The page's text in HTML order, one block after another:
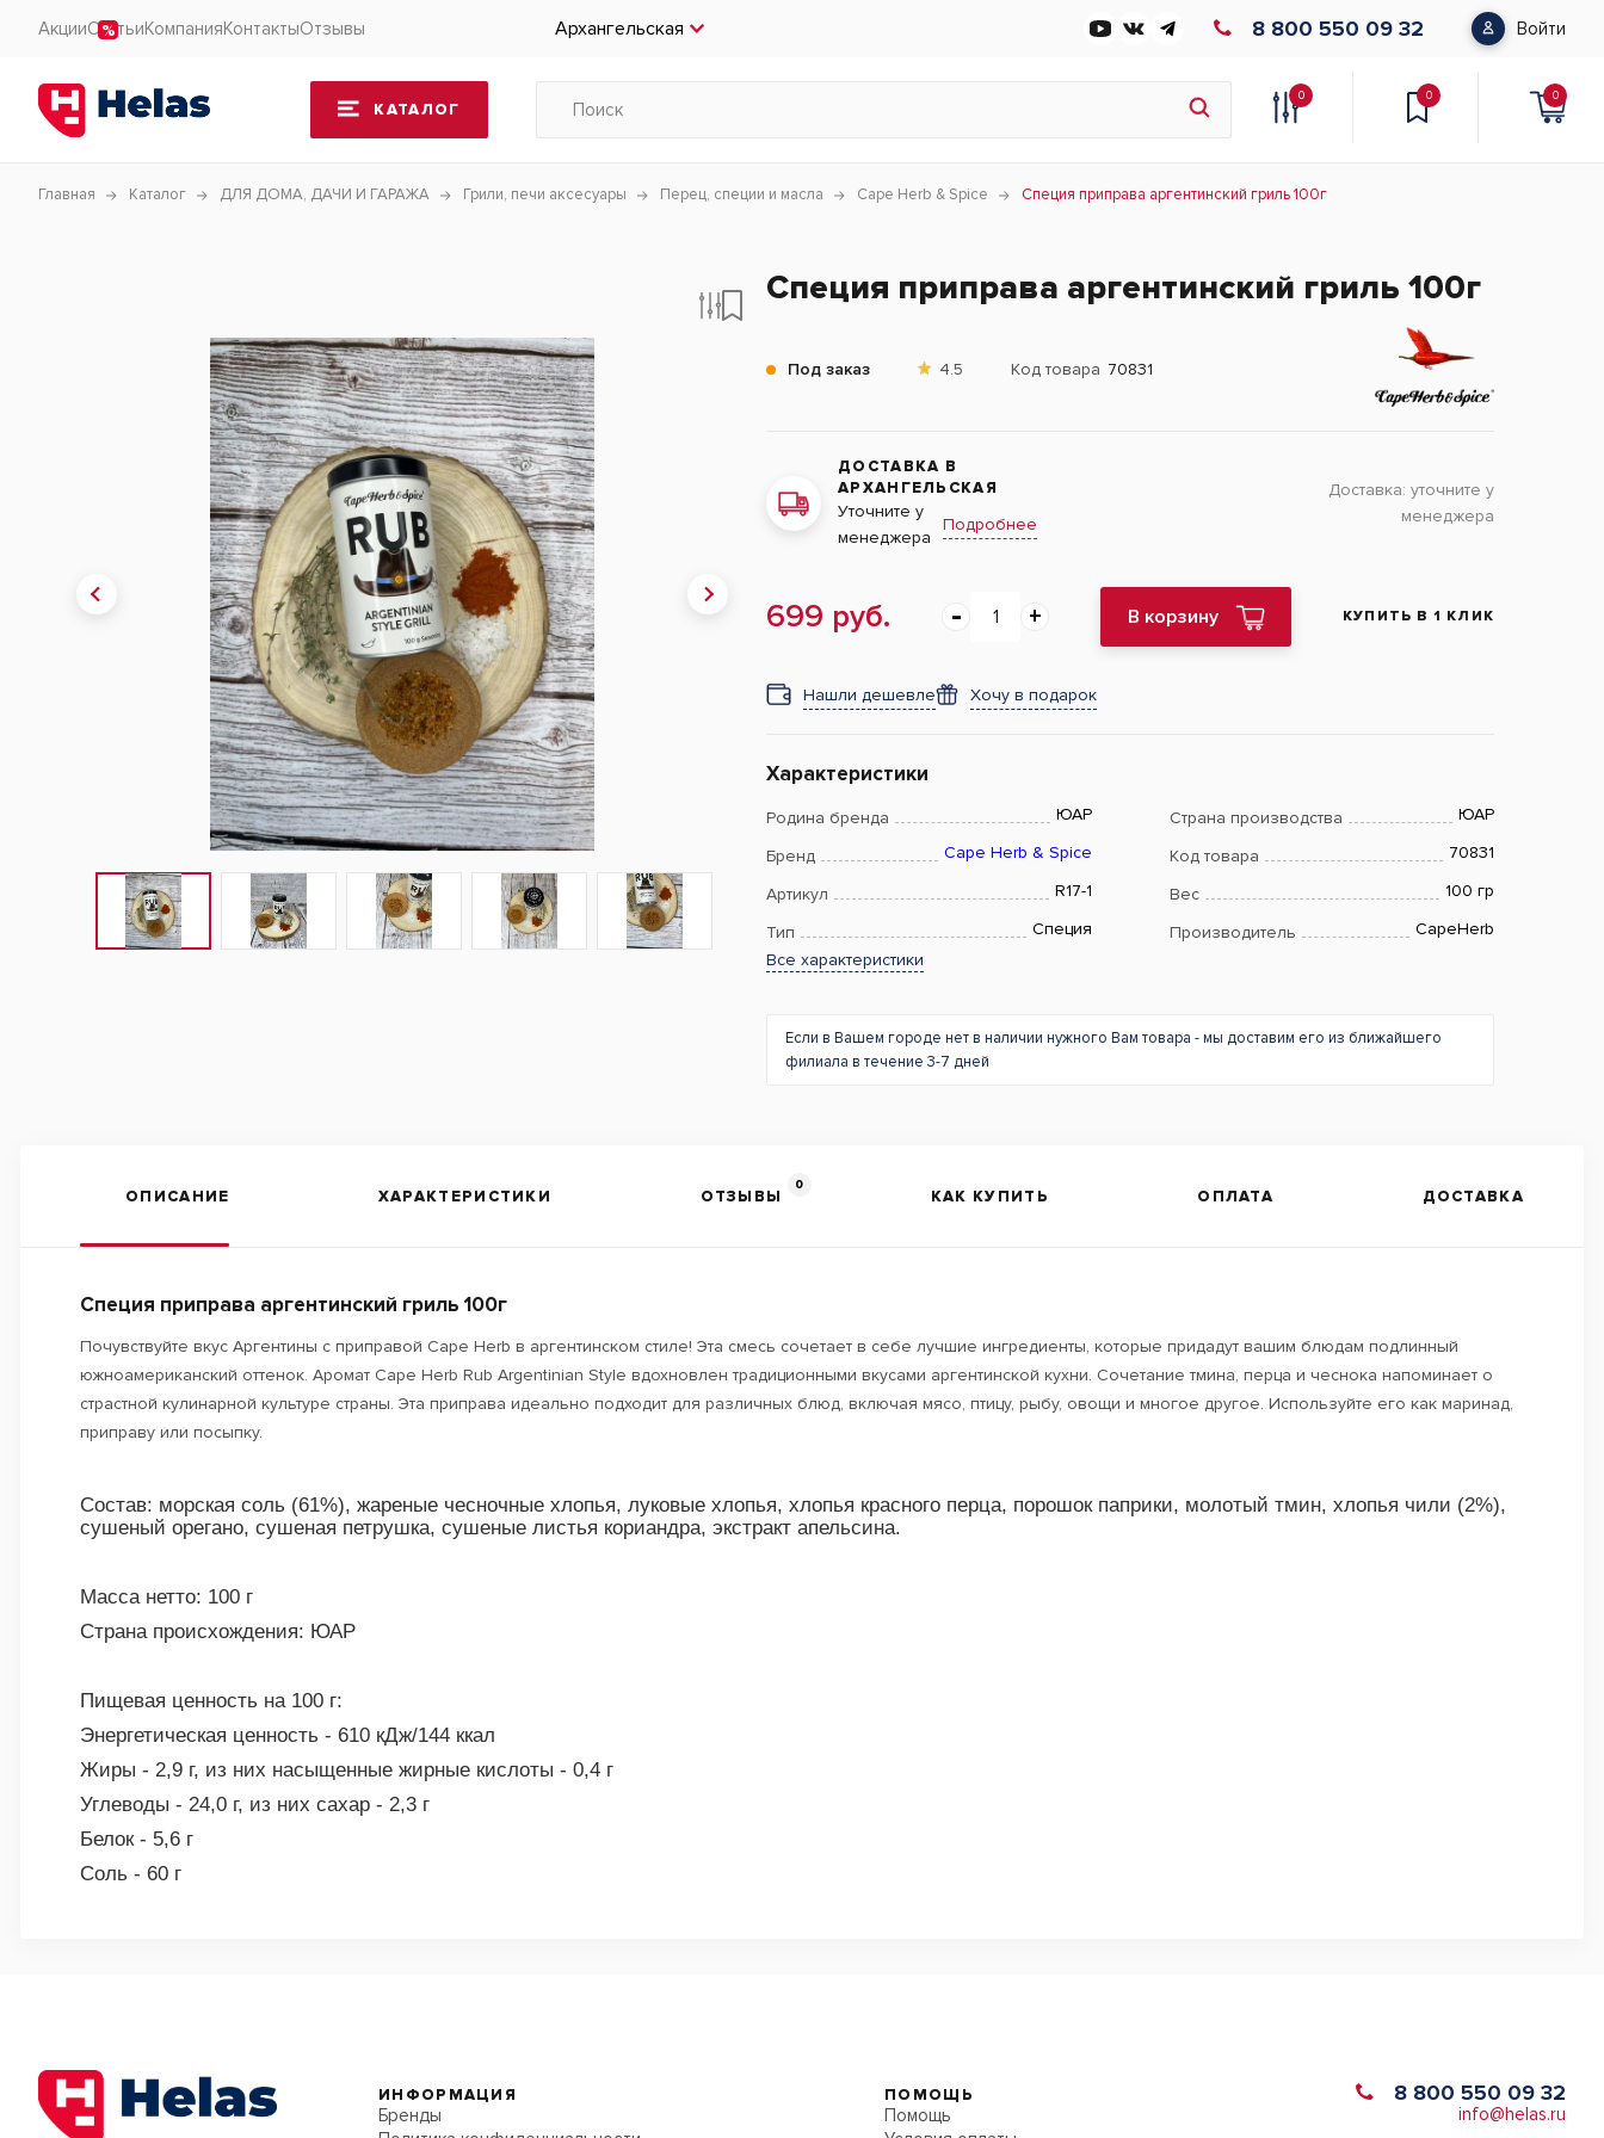
АкцииСтатьиКомпанияКонтактыОтзывы Архангельская 8 800 550 09 32 Войти
КАТАЛОГ
0 0 0
Главная Каталог ДЛЯ ДОМА, ДАЧИ И ГАРАЖА Грили, печи аксесуары Перец, специи и масла Cape Herb & Spice Специя приправа аргентинский гриль 100г
Специя приправа аргентинский гриль 100г
Под заказ 4.5 Код товара 70831
ДОСТАВКА В
АРХАНГЕЛЬСКАЯ
Уточните у
менеджера
Подробнее
Доставка: уточните у
менеджера
699 руб. В корзину КУПИТЬ В 1 КЛИК
Нашли дешевле Хочу в подарок
Характеристики
Родина бренда ЮАР Страна производства ЮАР
Бренд Cape Herb & Spice Код товара 70831
Артикул R17-1 Вес 100 гр
Тип Специя Производитель
CapeHerb
Все характеристики
Если в Вашем городе нет в наличии нужного Вам товара - мы доставим его из ближайшего
филиала в течение 3-7 дней
ОПИСАНИЕ ХАРАКТЕРИСТИКИ ОТЗЫВЫ
0
КАК КУПИТЬ ОПЛАТА ДОСТАВКА
Специя приправа аргентинский гриль 100г
Почувствуйте вкус Аргентины с приправой Cape Herb в аргентинском стиле! Эта смесь сочетает в себе лучшие ингредиенты, которые придадут вашим блюдам подлинный
южноамериканский оттенок. Аромат Cape Herb Rub Argentinian Style вдохновлен традиционными вкусами аргентинской кухни. Сочетание тмина, перца и чеснока напоминает о
страстной кулинарной культуре страны. Эта приправа идеально подходит для различных блюд, включая мясо, птицу, рыбу, овощи и многое другое. Используйте его как маринад,
приправу или посыпку.
Состав: морская соль (61%), жареные чесночные хлопья, луковые хлопья, хлопья красного перца, порошок паприки, молотый тмин, хлопья чили (2%),
сушеный орегано, сушеная петрушка, сушеные листья кориандра, экстракт апельсина.
Масса нетто: 100 г
Страна происхождения: ЮАР
Пищевая ценность на 100 г:
Энергетическая ценность - 610 кДж/144 ккал
Жиры - 2,9 г, из них насыщенные жирные кислоты - 0,4 г
Углеводы - 24,0 г, из них сахар - 2,3 г
Белок - 5,6 г
Соль - 60 г
ИНФОРМАЦИЯ
Бренды
ПОМОЩЬ
Помощь
8 800 550 09 32
info@helas.ru